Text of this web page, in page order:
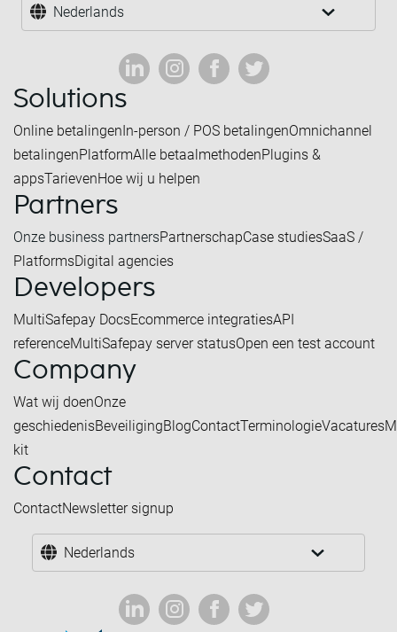
Nederlands
Solutions
Online betalingenIn-person / POS betalingenOmnichannel
betalingenPlatformAlle betaalmethodenPlugins &
appsTarievenHoe wij u helpen
Partners
Onze business partnersPartnerschapCase studiesSaaS /
PlatformsDigital agencies
Developers
MultiSafepay DocsEcommerce integratiesAPI
referenceMultiSafepay server statusOpen een test account
Company
Wat wij doenOnze
geschiedenisBeveiligingBlogContactTerminologieVacatures
kit
Contact
ContactNewsletter signup
Nederlands